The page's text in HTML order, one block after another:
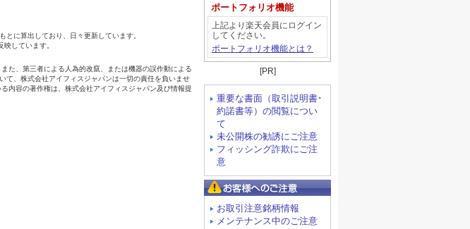
ポートフォリオ機能
上記より楽天会員にログイン
してください。
ポートフォリオ機能とは？
[PR]
重要な書面（取引説明書･
約諾書等）の閲覧につい
て
未公開株の勧誘にご注意
フィッシング詐欺にご注
意
お取引注意銘柄情報
メンテナンス中のご注意